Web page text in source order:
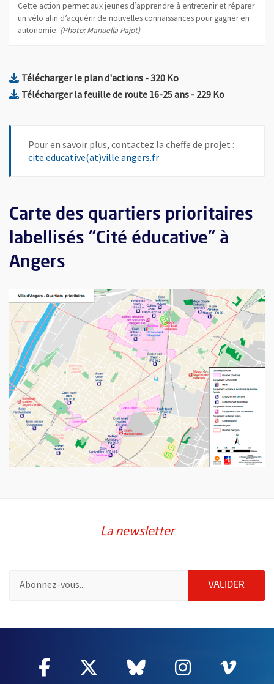
Cette action permet aux jeunes d’apprendre à entretenir et réparer
un vélo afin d’acquérir de nouvelles connaissances pour gagner en
autonomie. (Photo: Manuella Pajot)
Télécharger le plan d'actions, Fichier au format Pdf
- 320 Ko, Ouvre une nouvelle
Télécharger la feuille de route 16-25 ans, Fichier au format
- 229 Ko, Ouvre
Pour en savoir plus, contactez la cheffe de projet :
cite.educative(at)ville.angers.fr, Ouvre une nouvelle
Carte des quartiers prioritaires
labellisés "Cité éducative" à
Angers
La newsletter
VALIDER
Facebook
, Ouvre une nouvelle fenêtre
Twitter
, Ouvre une nouvelle
Bluesky
, Ouvre une
Instagram
, Ouvre
,